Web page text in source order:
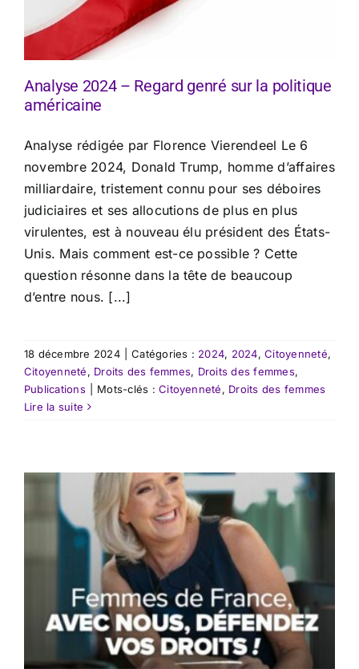
Analyse 2024 – Regard genré sur la politique
américaine
Analyse rédigée par Florence Vierendeel Le 6
novembre 2024, Donald Trump, homme d’affaires
milliardaire, tristement connu pour ses déboires
judiciaires et ses allocutions de plus en plus
virulentes, est à nouveau élu président des États-
Unis. Mais comment est-ce possible ? Cette
question résonne dans la tête de beaucoup
d’entre nous. [...]
18 décembre 2024 Catégories : 2024, 2024,Citoyenneté,
Citoyenneté, Droits des femmes, Droits des femmes,
Publications
Mots-clés :Citoyenneté, Droits des femmes
Lire la suite